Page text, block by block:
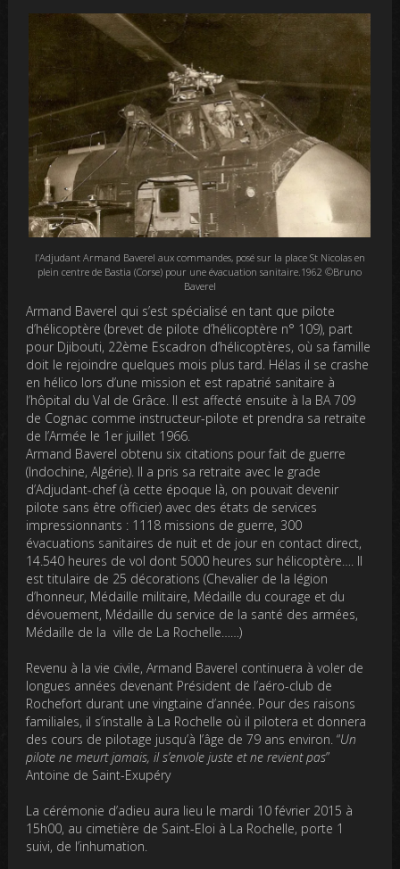
l’Adjudant Armand Baverel aux commandes, posé sur la place St Nicolas en
plein centre de Bastia (Corse) pour une évacuation sanitaire.1962 ©Bruno
Baverel
Armand Baverel qui s’est spécialisé en tant que pilote
d’hélicoptère (brevet de pilote d’hélicoptère n° 109), part
pour Djibouti, 22ème Escadron d’hélicoptères, où sa famille
doit le rejoindre quelques mois plus tard. Hélas il se crashe
en hélico lors d’une mission et est rapatrié sanitaire à
l’hôpital du Val de Grâce. Il est affecté ensuite à la BA 709
de Cognac comme instructeur-pilote et prendra sa retraite
de l’Armée le 1er juillet 1966.
Armand Baverel obtenu six citations pour fait de guerre
(Indochine, Algérie). Il a pris sa retraite avec le grade
d’Adjudant-chef (à cette époque là, on pouvait devenir
pilote sans être officier) avec des états de services
impressionnants : 1118 missions de guerre, 300
évacuations sanitaires de nuit et de jour en contact direct,
14.540 heures de vol dont 5000 heures sur hélicoptère…. Il
est titulaire de 25 décorations (Chevalier de la légion
d’honneur, Médaille militaire, Médaille du courage et du
dévouement, Médaille du service de la santé des armées,
Médaille de la ville de La Rochelle……)
Revenu à la vie civile, Armand Baverel continuera à voler de
longues années devenant Président de l’aéro-club de
Rochefort durant une vingtaine d’année. Pour des raisons
familiales, il s’installe à La Rochelle où il pilotera et donnera
des cours de pilotage jusqu’à l’âge de 79 ans environ. “Un
pilote ne meurt jamais, il s’envole juste et ne revient pas”
Antoine de Saint-Exupéry
La cérémonie d’adieu aura lieu le mardi 10 février 2015 à
15h00, au cimetière de Saint-Eloi à La Rochelle, porte 1
suivi, de l’inhumation.